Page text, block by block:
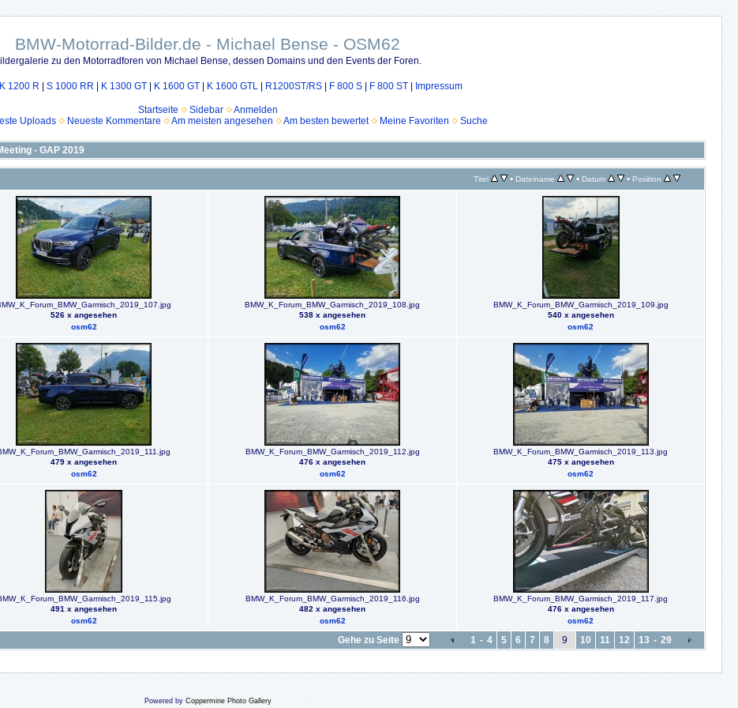
BMW-Motorrad-Bilder.de - Michael Bense - OSM62
zu den Motorradforen von Michael Bense, dessen Domains und den Events der Foren.
K 1200 R S 1000 RR K 1300 GT K 1600 GT K 1600 GTL R1200ST/RS F 800 S F 800 ST Impressum
Startseite Sidebar
Anmelden
Uploads Neueste Kommentare Am meisten angesehen Am besten bewertet Meine Favoriten Suche
- GAP 2019
Titel • Dateiname • Datum • Position
526 x angesehen
osm62
BMW_K_Forum_BMW_Garmisch_2019_108.jpg
538 x angesehen
osm62
BMW_K_Forum_BMW_Garmisch_2019_109.jpg
540 x angesehen
osm62
479 x angesehen
osm62
BMW_K_Forum_BMW_Garmisch_2019_112.jpg
476 x angesehen
osm62
BMW_K_Forum_BMW_Garmisch_2019_113.jpg
475 x angesehen
osm62
491 x angesehen
osm62
BMW_K_Forum_BMW_Garmisch_2019_116.jpg
482 x angesehen
osm62
BMW_K_Forum_BMW_Garmisch_2019_117.jpg
476 x angesehen
osm62
Gehe zu Seite 1 - 4 5 6 7 8 9 10 11 12 13 - 29
Powered by Coppermine Photo Gallery